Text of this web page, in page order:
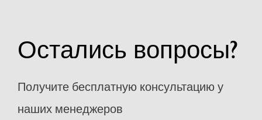
Остались вопросы?
Получите бесплатную консультацию у
наших менеджеров